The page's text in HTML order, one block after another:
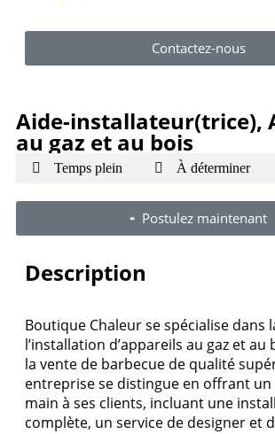
Contactez-nous
Aide-installateur(trice),
au gaz et au bois
Temps plein À déterminer
╸ Postulez maintenant
Description
Boutique Chaleur se spécialise dans
l’installation d’appareils au gaz et au
la vente de barbecue de qualité
entreprise se distingue en offrant un
main à ses clients, incluant une
complète, un service de designer et